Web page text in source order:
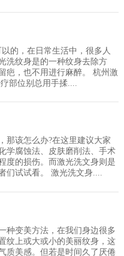
的，在日常生活中，很多人
洗纹身是的一种纹身去除方
疤，也不用进行麻醉。 杭州激
部位别总用手揉....
那该怎么办?在这里建议大家
学腐蚀法、皮肤磨削法、手术
度的损伤。而激光洗文身则是
们试试看。 激光洗文身....
种变美方法，在我们身边很多
纹上或大或小的美丽纹身，这
质美感。但若是时间久了厌倦